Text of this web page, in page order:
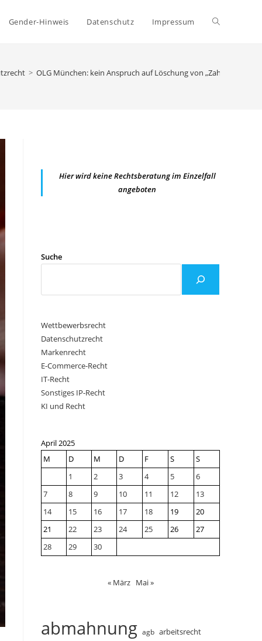
Gender-Hinweis Datenschutz Impressum Website-
> OLG München: kein Anspruch auf Löschung von
Hier wird keine Rechtsberatung im Einzelfall
angeboten
Suche
Wettbewerbsrecht
Datenschutzrecht
Markenrecht
E-Commerce-Recht
IT-Recht
Sonstiges IP-Recht
KI und Recht
April 2025
M
D M D F S
S
1
2 3 4 5
6
7
8 9 10 11 12
13
14
15 16 17 18 19
20
21
22 23 24 25 26
27
28
29 30
« März Mai »
abmahnung agb arbeitsrecht